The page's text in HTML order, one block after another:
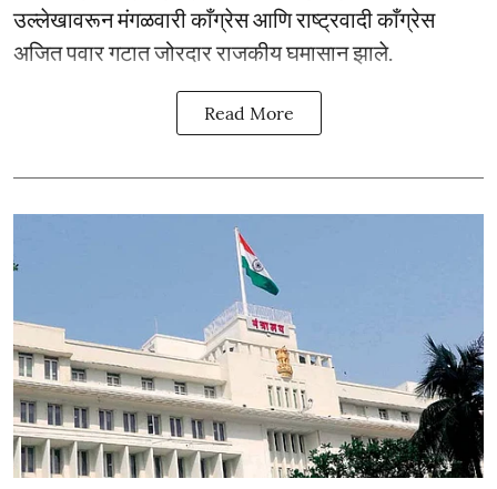
उल्लेखावरून मंगळवारी काँग्रेस आणि राष्ट्रवादी काँग्रेस
अजित पवार गटात जोरदार राजकीय घमासान झाले.
Read More